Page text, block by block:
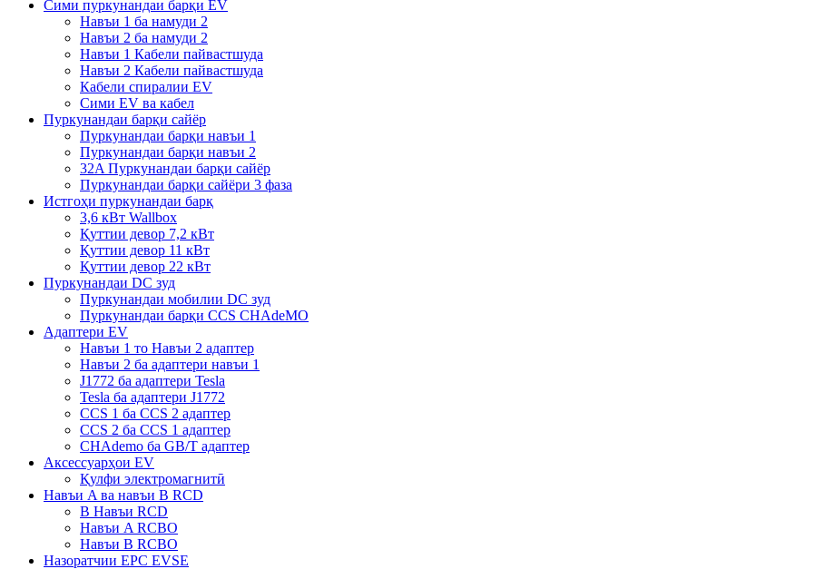
Сими пуркунандаи барқи EV
Навъи 1 ба намуди 2
Навъи 2 ба намуди 2
Навъи 1 Кабели пайвастшуда
Навъи 2 Кабели пайвастшуда
Кабели спиралии EV
Сими EV ва кабел
Пуркунандаи барқи сайёр
Пуркунандаи барқи навъи 1
Пуркунандаи барқи навъи 2
32A Пуркунандаи барқи сайёр
Пуркунандаи барқи сайёри 3 фаза
Истгоҳи пуркунандаи барқ
3,6 кВт Wallbox
Қуттии девор 7,2 кВт
Қуттии девор 11 кВт
Қуттии девор 22 кВт
Пуркунандаи DC зуд
Пуркунандаи мобилии DC зуд
Пуркунандаи барқи CCS CHAdeMO
Адаптери EV
Навъи 1 то Навъи 2 адаптер
Навъи 2 ба адаптери навъи 1
J1772 ба адаптери Tesla
Tesla ба адаптери J1772
CCS 1 ба CCS 2 адаптер
CCS 2 ба CCS 1 адаптер
CHAdemo ба GB/T адаптер
Аксессуарҳои EV
Қулфи электромагнитӣ
Навъи A ва навъи B RCD
B Навъи RCD
Навъи A RCBO
Навъи B RCBO
Назоратчии EPC EVSE